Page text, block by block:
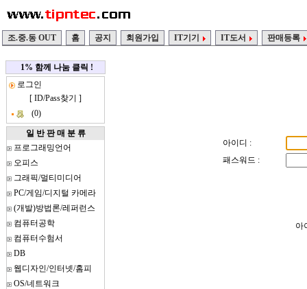
조.중.동 OUT 홈 공지 회원가입 IT기기 IT도서 판매등록
1% 함께 나눔 클릭 !
로그인
[ ID/Pass찾기 ]
(0)
일 반 판 매 분 류
프로그래밍언어
오피스
그래픽/멀티미디어
PC/게임/디지털 카메라
(개발)방법론/레퍼런스
컴퓨터공학
컴퓨터수험서
DB
웹디자인/인터넷/홈피
OS/네트워크
아이디 :
패스워드 :
아